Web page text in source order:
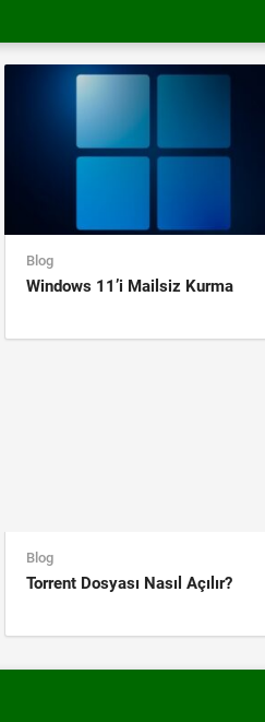
Blog
Windows 11’i Mailsiz Kurma
Blog
Torrent Dosyası Nasıl Açılır?